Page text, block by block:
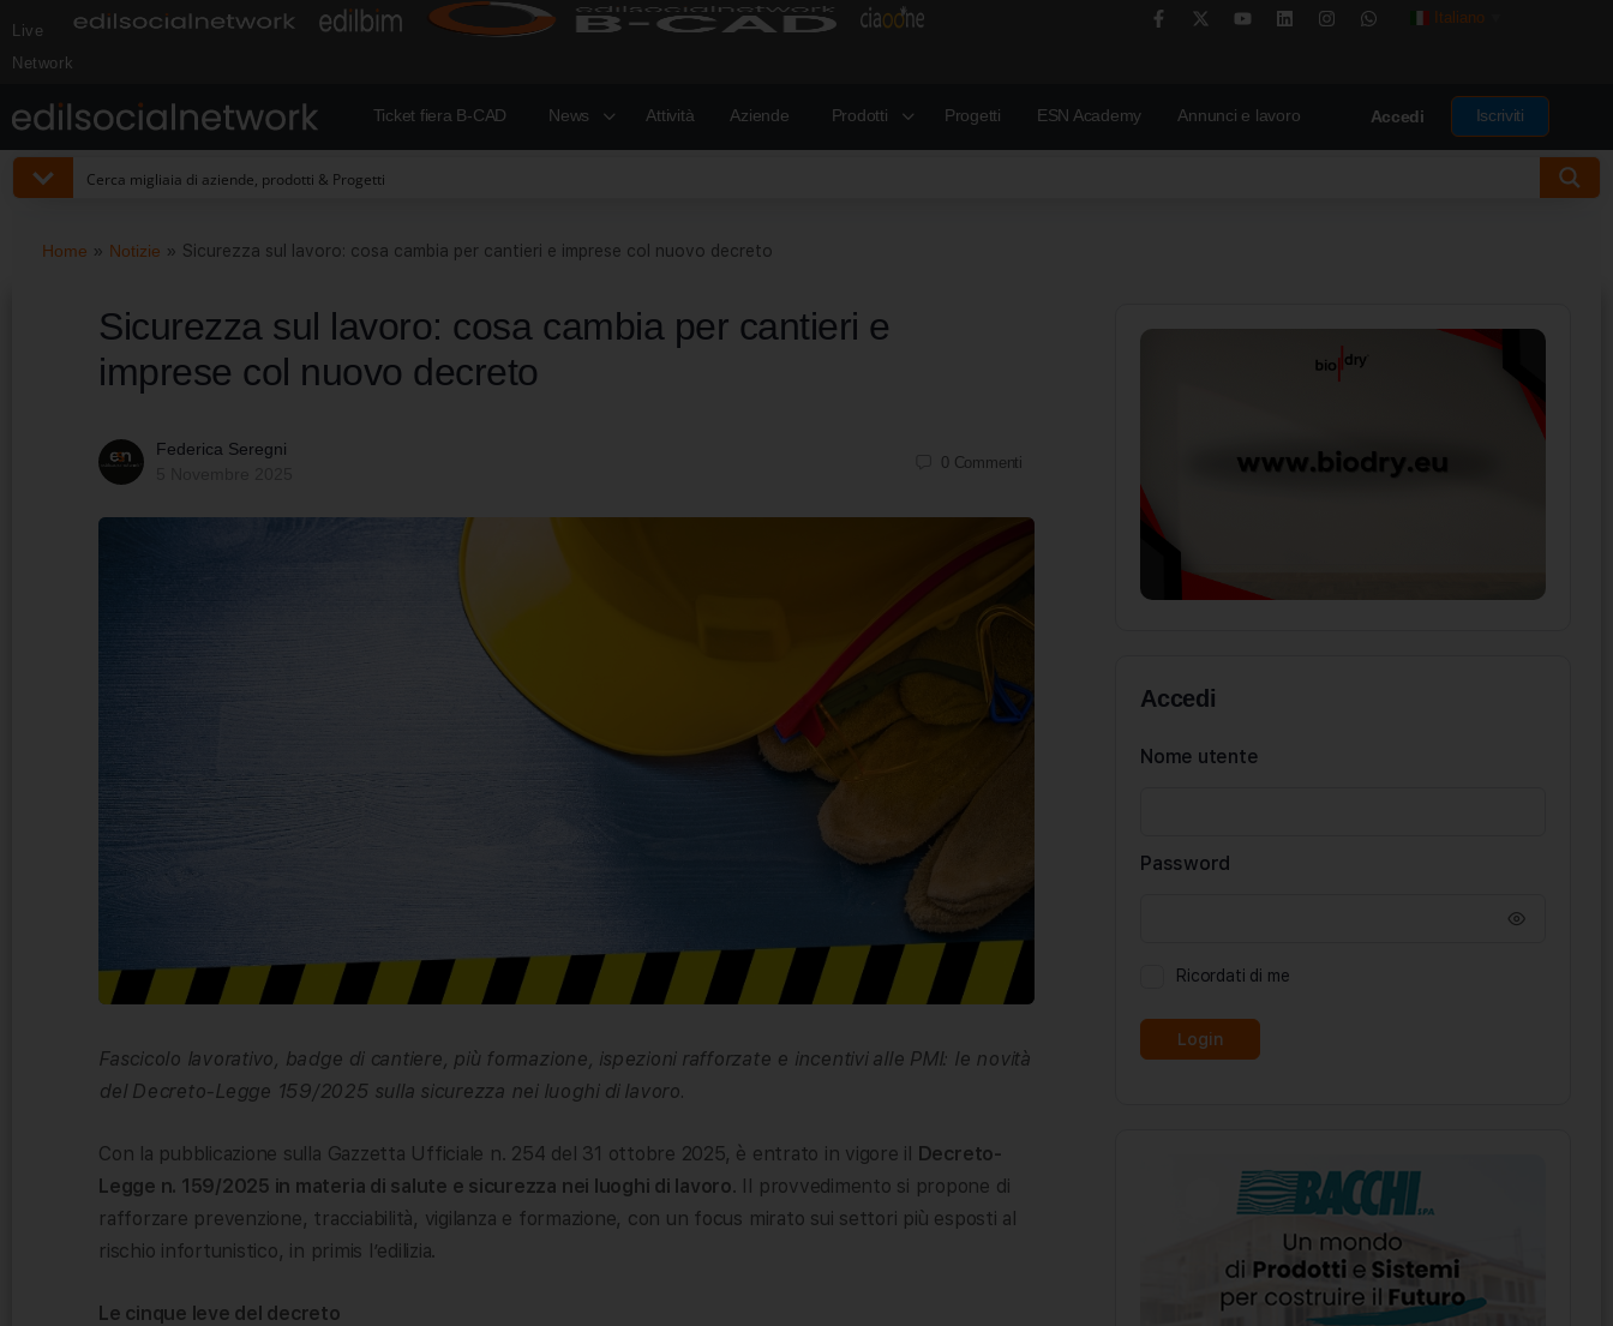
Live
Network
Italiano
Ticket fiera B-CAD News Attività Aziende Prodotti Progetti ESN Academy Annunci e lavoro Accedi Iscriviti
Home » Notizie » Sicurezza sul lavoro: cosa cambia per cantieri e imprese col nuovo decreto
Sicurezza sul lavoro: cosa cambia per cantieri e
imprese col nuovo decreto
Federica Seregni
0 Commenti
Fascicolo lavorativo, badge di cantiere, più formazione, ispezioni rafforzate e incentivi alle PMI: le novità
del Decreto-Legge 159/2025 sulla sicurezza nei luoghi di lavoro.
Con la pubblicazione sulla Gazzetta Ufficiale n. 254 del 31 ottobre 2025, è entrato in vigore il Decreto-
Legge n. 159/2025 in materia di salute e sicurezza nei luoghi di lavoro. Il provvedimento si propone di
rafforzare prevenzione, tracciabilità, vigilanza e formazione, con un focus mirato sui settori più esposti al
rischio infortunistico, in primis l’edilizia.
Le cinque leve del decreto
Accedi
Nome utente
Password
Ricordati di me